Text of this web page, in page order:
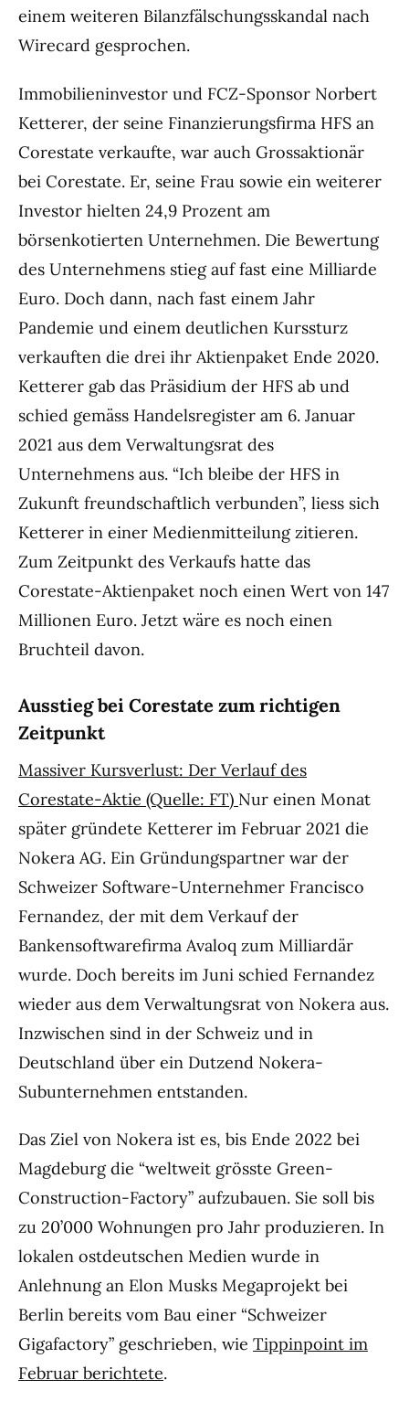
einem weiteren Bilanzfälschungsskandal nach
Wirecard gesprochen.
Immobilieninvestor und FCZ-Sponsor Norbert
Ketterer, der seine Finanzierungsfirma HFS an
Corestate verkaufte, war auch Grossaktionär
bei Corestate. Er, seine Frau sowie ein weiterer
Investor hielten 24,9 Prozent am
börsenkotierten Unternehmen. Die Bewertung
des Unternehmens stieg auf fast eine Milliarde
Euro. Doch dann, nach fast einem Jahr
Pandemie und einem deutlichen Kurssturz
verkauften die drei ihr Aktienpaket Ende 2020.
Ketterer gab das Präsidium der HFS ab und
schied gemäss Handelsregister am 6. Januar
2021 aus dem Verwaltungsrat des
Unternehmens aus. “Ich bleibe der HFS in
Zukunft freundschaftlich verbunden”, liess sich
Ketterer in einer Medienmitteilung zitieren.
Zum Zeitpunkt des Verkaufs hatte das
Corestate-Aktienpaket noch einen Wert von 147
Millionen Euro. Jetzt wäre es noch einen
Bruchteil davon.
Ausstieg bei Corestate zum richtigen
Zeitpunkt
Massiver Kursverlust: Der Verlauf des
Corestate-Aktie (Quelle: FT) Nur einen Monat
später gründete Ketterer im Februar 2021 die
Nokera AG. Ein Gründungspartner war der
Schweizer Software-Unternehmer Francisco
Fernandez, der mit dem Verkauf der
Bankensoftwarefirma Avaloq zum Milliardär
wurde. Doch bereits im Juni schied Fernandez
wieder aus dem Verwaltungsrat von Nokera aus.
Inzwischen sind in der Schweiz und in
Deutschland über ein Dutzend Nokera-
Subunternehmen entstanden.
Das Ziel von Nokera ist es, bis Ende 2022 bei
Magdeburg die “weltweit grösste Green-
Construction-Factory” aufzubauen. Sie soll bis
zu 20’000 Wohnungen pro Jahr produzieren. In
lokalen ostdeutschen Medien wurde in
Anlehnung an Elon Musks Megaprojekt bei
Berlin bereits vom Bau einer “Schweizer
Gigafactory” geschrieben, wie Tippinpoint im
Februar berichtete.